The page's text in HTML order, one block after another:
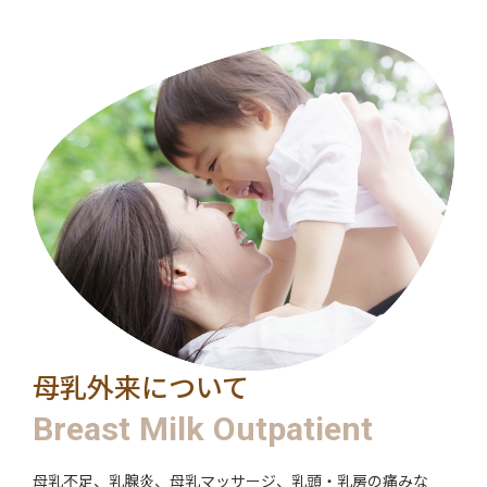
母乳外来について
Breast Milk Outpatient
母乳不足、乳腺炎、母乳マッサージ、乳頭・乳房の痛みな